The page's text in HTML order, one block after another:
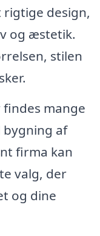
design,
og æstetik.
stilen
findes mange
af
firma kan
valg, der
og dine